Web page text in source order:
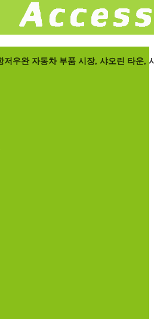
저우완 자동차 부품 시장, 샤오린 타운,